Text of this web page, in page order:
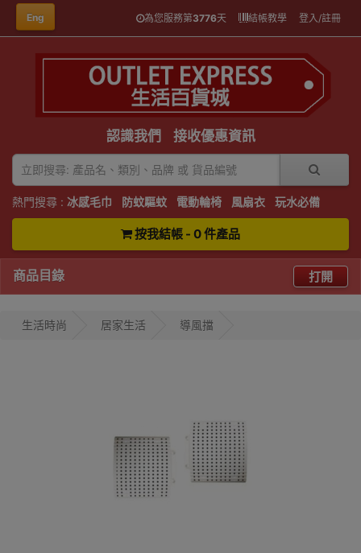
Eng 為您服務第3776天 結帳教學 登入/註冊
認識我們 接收優惠資訊
熱門搜尋 : 冰感毛巾 防蚊驅蚊 電動輪椅 風扇衣 玩水必備
按我結帳 - 0 件產品
商品目錄 打開
生活時尚 居家生活 導風擋